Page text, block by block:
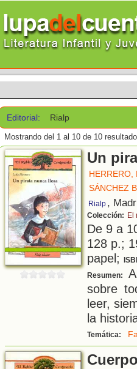
Editorial: Rialp
Mostrando del 1 al 10 de 10
Un
HERRERO,
SÁNCHEZ
Rialp ,
Colección: El
De 9 a
128 p.;
papel;
Resumen:
sobre
leer,
la
Temática: